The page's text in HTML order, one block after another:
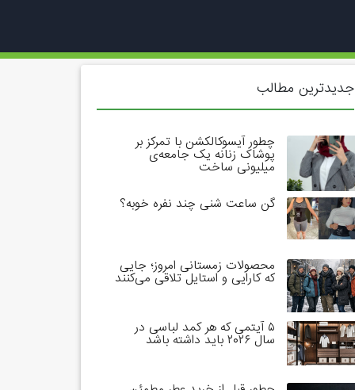
جدیدترین مطالب
چطور آیسوکالکشن با تمرکز بر
پوشاک زنانه یک جامعه‌ی
میلیونی ساخت
گن ساعت شنی چند نفره خوبه؟
محصولات زمستانی امروز؛ جایی
که کارایی و استایل تلاقی می‌کنند
۵ آیتمی که هر کمد لباسی در
سال ۲۰۲۶ باید داشته باشد